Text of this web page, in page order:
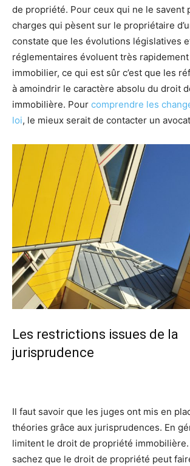
de propriété. Pour ceux qui ne le savent
charges qui pèsent sur le propriétaire
constate que les évolutions législatives
réglementaires évoluent très
immobilier, ce qui est sûr c’est que les
à amoindrir le caractère absolu du droit
immobilière. Pour comprendre les
loi, le mieux serait de contacter un
Les restrictions issues de la
jurisprudence
Il faut savoir que les juges ont mis en
théories grâce aux jurisprudences. En
limitent le droit de propriété immobilière.
sachez que le droit de propriété peut faire